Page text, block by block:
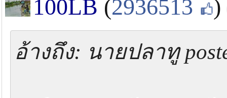
100LB (2936513 )
อ้างถึง: นายปลาทู